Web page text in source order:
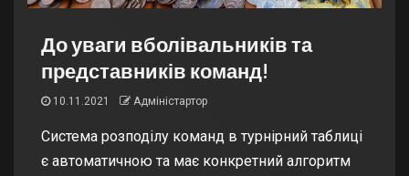
До уваги вболівальників та
представників команд!
10.11.2021 Адміністартор
Система розподілу команд в турнірний таблиці
є автоматичною та має конкретний алгоритм